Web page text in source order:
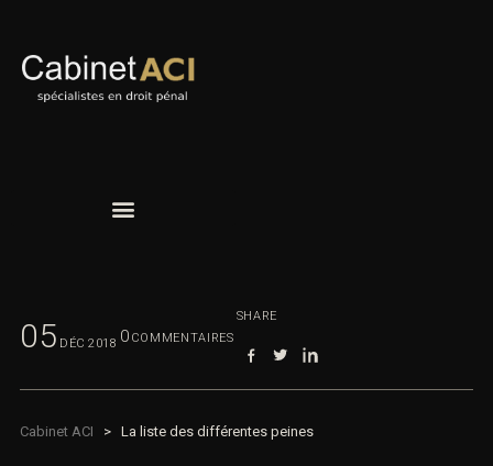
05 DÉC 2018 0 COMMENTAIRES
SHARE
Cabinet ACI > La liste des différentes peines